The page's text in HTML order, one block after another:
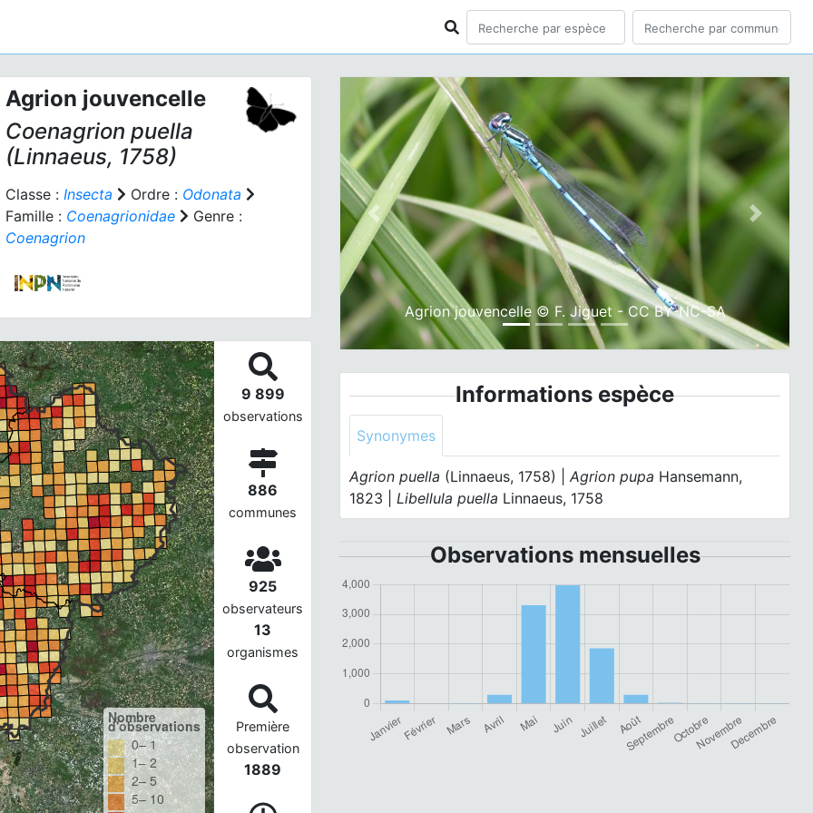
Agrion jouvencelle
Coenagrion puella
(Linnaeus, 1758)
Classe : Insecta Ordre : Odonata
Famille : Coenagrionidae
Genre :
Coenagrion
Nombre
d'observations
0– 1
1– 2
2– 5
5– 10
9 899
observations
886
communes
925
observateurs
13
organismes
Première
observation
1889
Agrion jouvencelle © F. Jiguet - CC BY-NC-SA
Previous Next
Informations espèce
Synonymes
Agrion puella (Linnaeus, 1758) |Agrion pupa Hansemann,
1823 |Libellula puella Linnaeus, 1758
Observations mensuelles